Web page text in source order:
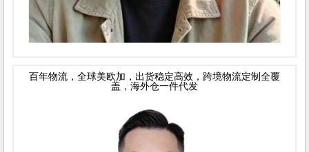
百年物流，全球美欧加，出货稳定高效，跨境物流定制全覆
盖，海外仓一件代发